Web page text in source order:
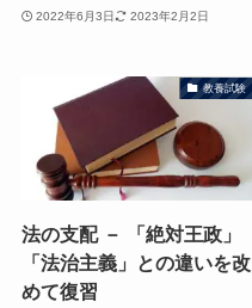
2022年6月3日 2023年2月2日
教養試験
法の支配 － 「絶対王政」
「法治主義」との違いを改
めて復習